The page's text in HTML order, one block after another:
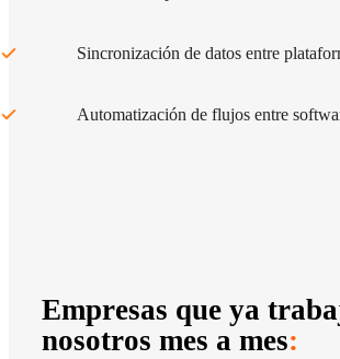
Sincronización de datos entre
Automatización de flujos entre
Empresas que ya
nosotros mes a mes: